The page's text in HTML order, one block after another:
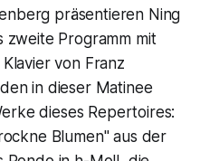
präsentieren Ning
zweite Programm mit
von Franz
in dieser Matinee
dieses Repertoires:
Blumen" aus der